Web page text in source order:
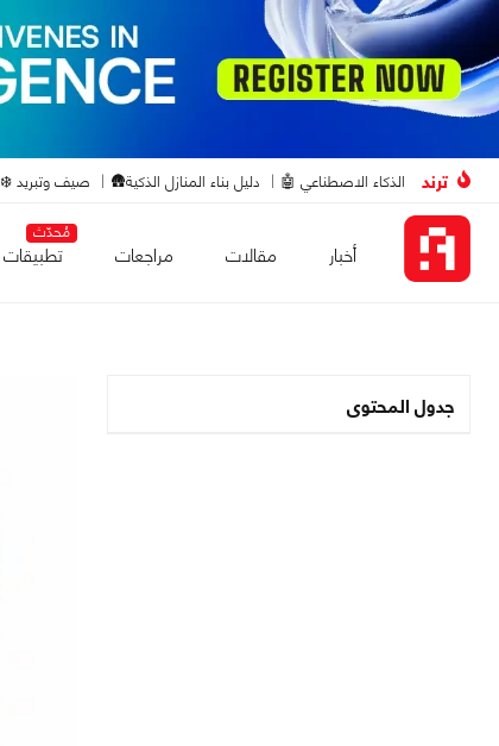
ترند الذكاء الاصطناعي 🤖 دليل بناء المنازل الذكية🛖 صيف وتبريد ❄️
أخبار مقالات مراجعات
مُحدّث
تطبيقات
جدول المحتوى